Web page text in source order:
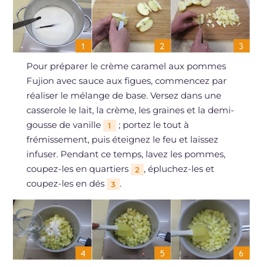
Pour préparer le crème caramel aux pommes
Fujion avec sauce aux figues, commencez par
réaliser le mélange de base. Versez dans une
casserole le lait, la crème, les graines et la demi-
gousse de vanille
1
; portez le tout à
frémissement, puis éteignez le feu et laissez
infuser. Pendant ce temps, lavez les pommes,
coupez-les en quartiers
2 , épluchez-les et
coupez-les en dés
3 .